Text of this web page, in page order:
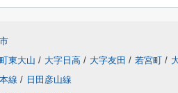
東大山 / 大字日高 / 大字友田 / 若宮町 /
線 / 日田彦山線